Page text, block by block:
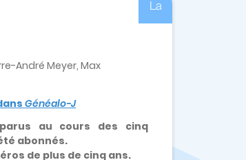
La
André Meyer, Max
Généalo-J
au cours des cinq
abonnés.
de plus de cinq ans.